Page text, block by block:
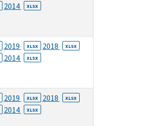
2014 XLSX
2019 XLSX 2018 XLSX
2014 XLSX
2019 XLSX 2018 XLSX
2014 XLSX